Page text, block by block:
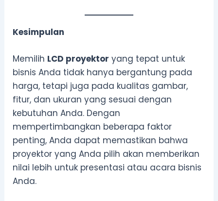
Kesimpulan
Memilih LCD proyektor yang tepat untuk
bisnis Anda tidak hanya bergantung pada
harga, tetapi juga pada kualitas gambar,
fitur, dan ukuran yang sesuai dengan
kebutuhan Anda. Dengan
mempertimbangkan beberapa faktor
penting, Anda dapat memastikan bahwa
proyektor yang Anda pilih akan memberikan
nilai lebih untuk presentasi atau acara bisnis
Anda.